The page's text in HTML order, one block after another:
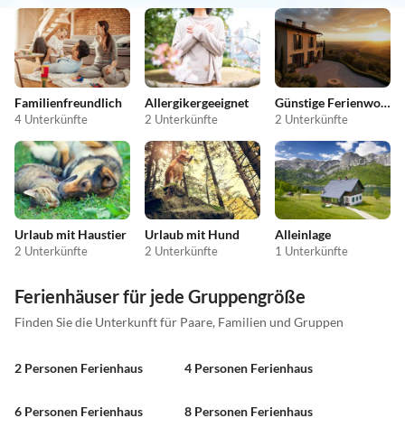
Familienfreundlich
4 Unterkünfte
Allergikergeeignet
2 Unterkünfte
Günstige Ferienwohnungen
2 Unterkünfte
Urlaub mit Haustier
2 Unterkünfte
Urlaub mit Hund
2 Unterkünfte
Alleinlage
1 Unterkünfte
Ferienhäuser für jede Gruppengröße
Finden Sie die Unterkunft für Paare, Familien und Gruppen
2 Personen Ferienhaus 4 Personen Ferienhaus
6 Personen Ferienhaus 8 Personen Ferienhaus